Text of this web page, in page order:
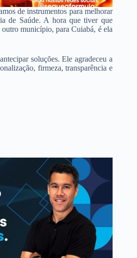
de instrumentos para melhorar
de Saúde. A hora que tiver que
município, para Cuiabá, é ela
soluções. Ele agradeceu a
firmeza, transparência e